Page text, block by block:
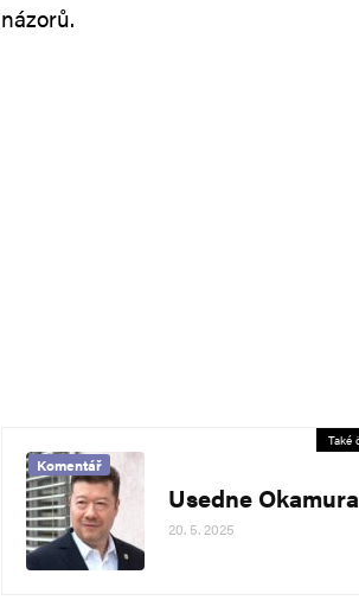
názorů.
Také
Komentář
Usedne
20. 5. 2025